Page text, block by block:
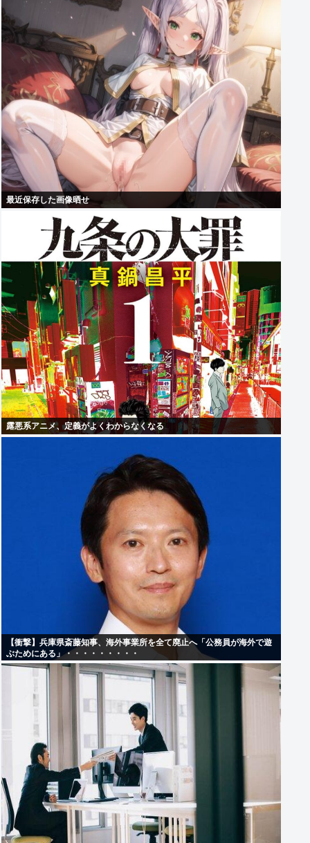
最近保存した画像晒せ
露悪系アニメ、定義がよくわからなくなる
【衝撃】兵庫県斎藤知事、海外事業所を全て廃止へ「公務員が海外で遊
ぶためにある」・・・・・・・・・